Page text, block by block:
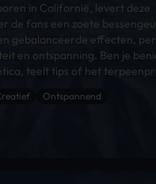
in Californië, levert deze
de fans een zoete
gebalanceerde effecten,
en ontspanning. Ben je
teelt tips of het
Ontspannend